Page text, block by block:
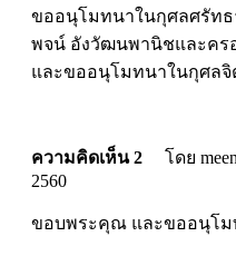
ขออนุโมทนาในกุศลศรัท
พจน์ อังวัฒนพานิชและคร
และขออนุโมทนาในกุศล
ความคิดเห็น 2 โดย
2560
ขอบพระคุณ และขออนุโม